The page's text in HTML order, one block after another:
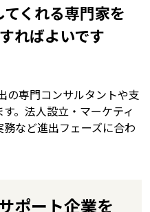
くれる専門家を
ればよいです
の専門コンサルタントや支
。法人設立・マーケティ
など進出フェーズに合わ
ポート企業を